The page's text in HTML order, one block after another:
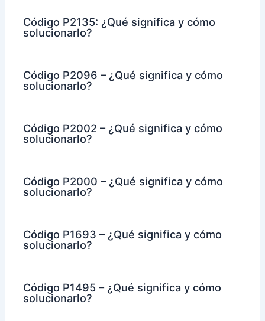
Código P2135: ¿Qué significa y cómo
solucionarlo?
Código P2096 – ¿Qué significa y cómo
solucionarlo?
Código P2002 – ¿Qué significa y cómo
solucionarlo?
Código P2000 – ¿Qué significa y cómo
solucionarlo?
Código P1693 – ¿Qué significa y cómo
solucionarlo?
Código P1495 – ¿Qué significa y cómo
solucionarlo?